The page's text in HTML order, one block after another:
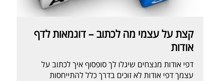
קצת על עצמי מה לכתוב – דוגמאות לדף
אודות
דפי אודות מנצחים שיגלו לך סופסוף איך לכתוב על
עצמך דפי אודות לא זוכים בדרך כלל להתייחסות